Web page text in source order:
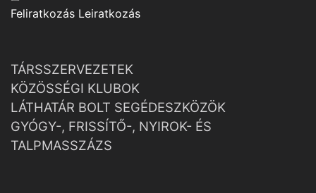
Feliratkozás Leiratkozás
TÁRSSZERVEZETEK
KÖZÖSSÉGI KLUBOK
LÁTHATÁR BOLT SEGÉDESZKÖZÖK
GYÓGY-, FRISSÍTŐ-, NYIROK- ÉS
TALPMASSZÁZS